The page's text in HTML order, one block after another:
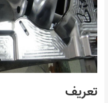
تعریف